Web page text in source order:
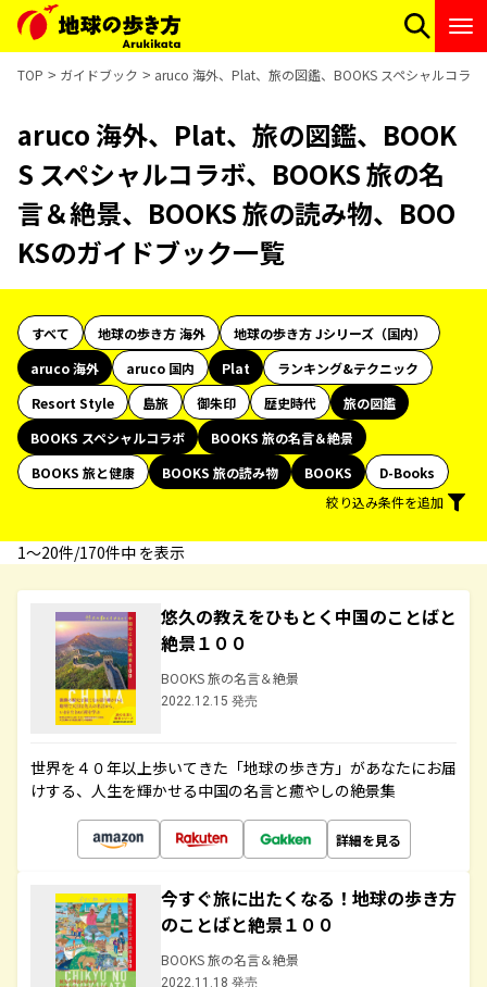
TOP ガイドブック aruco 海外、Plat、旅の図鑑、BOOKS スペシャルコラ
aruco 海外、Plat、旅の図鑑、BOOK
S スペシャルコラボ、BOOKS 旅の名
言＆絶景、BOOKS 旅の読み物、BOO
KSのガイドブック一覧
すべて 地球の歩き方 海外
地球の歩き方 Jシリーズ（国内）
aruco 海外
aruco 国内 Plat
ランキング&テクニック
Resort Style
島旅 御朱印 歴史時代
旅の図鑑
BOOKS スペシャルコラボ
BOOKS 旅の名言＆絶景
BOOKS 旅と健康
BOOKS 旅の読み物 BOOKS
D-Books
絞り込み条件を追加
1〜20件/170件中 を表示
悠久の教えをひもとく中国のことばと
絶景１００
BOOKS 旅の名言＆絶景
2022.12.15 発売
世界を４０年以上歩いてきた「地球の歩き方」があなたにお届
けする、人生を輝かせる中国の名言と癒やしの絶景集
詳細を見る
今すぐ旅に出たくなる！地球の歩き方
のことばと絶景１００
BOOKS 旅の名言＆絶景
2022.11.18 発売